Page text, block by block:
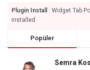
Plugin Install
: Widget Tab
installed
Popüler
Semra